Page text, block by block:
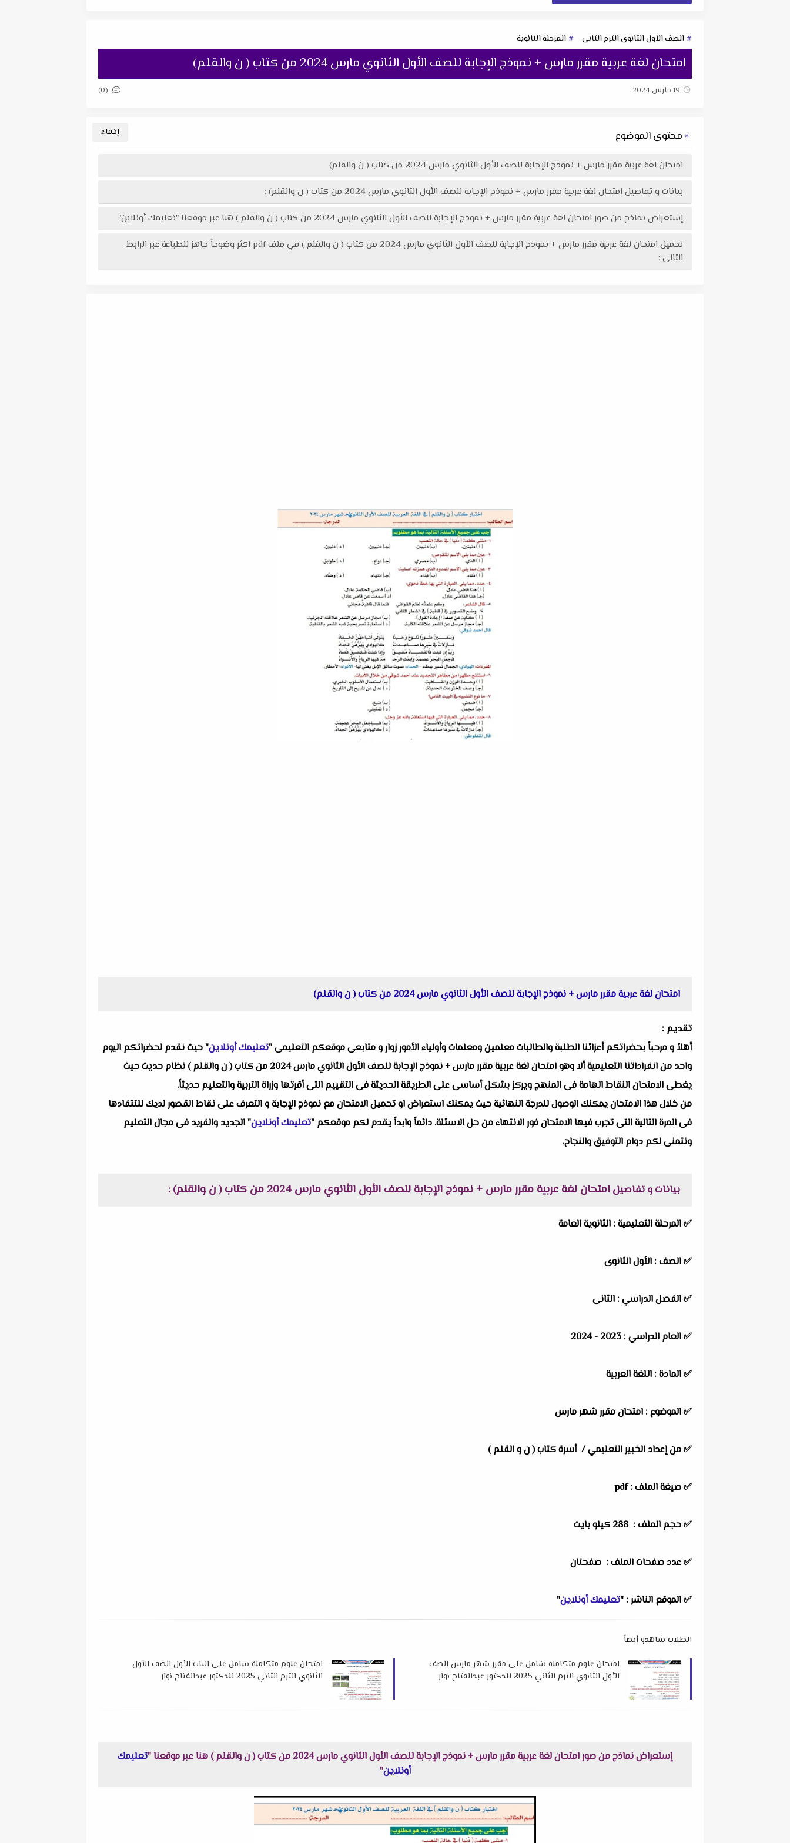
الصف الأول الثانوى الترم الثانى المرحلة الثانوية
امتحان لغة عربية مقرر مارس + نموذج الإجابة للصف الأول الثانوي مارس 2024 من كتاب ( ن والقلم)
19 مارس 2024 (0)
محتوى الموضوع
امتحان لغة عربية مقرر مارس + نموذج الإجابة للصف الأول الثانوي مارس 2024 من كتاب ( ن والقلم)
بيانات و تفاصيل امتحان لغة عربية مقرر مارس + نموذج الإجابة للصف الأول الثانوي مارس 2024 من كتاب ( ن والقلم) :
إستعراض نماذج من صور امتحان لغة عربية مقرر مارس + نموذج الإجابة للصف الأول الثانوي مارس 2024 من كتاب ( ن والقلم ) هنا عبر موقعنا "تعليمك أونلاين"
تحميل امتحان لغة عربية مقرر مارس + نموذج الإجابة للصف الأول الثانوي مارس 2024 من كتاب ( ن والقلم ) في ملف pdf اكثر وضوحاً جاهز للطباعة عبر الرابط
التالى :
امتحان لغة عربية مقرر مارس + نموذج الإجابة للصف الأول الثانوي مارس 2024 من كتاب ( ن والقلم)
تقديم :
أهلاُ و مرحباً بحضراتكم أعزائنا الطلبة والطالبات معلمين ومعلمات وأولياء الأمور زوار و متابعى موقعكم التعليمى "تعليمك أونلاين" حيث نقدم لحضراتكم اليوم
واحد من انفراداتنا التعليمية ألا وهو امتحان لغة عربية مقرر مارس + نموذج الإجابة للصف الأول الثانوي مارس 2024 من كتاب ( ن والقلم ) نظام حديث حيث
يغطى الامتحان النقاط الهامة فى المنهج ويركز بشكل أساسى على الطريقة الحديثة فى التقييم التى أقرتها وزراة التربية والتعليم حديثاً.
من خلال هذا الامتحان يمكنك الوصول للدرجة النهائية حيث يمكنك استعراض او تحميل الامتحان مع نموذج الإجابة و التعرف على نقاط القصور لديك للتتفادها
فى المرة التالية التى تجرب فيها الامتحان فور الانتهاء من حل الاسئلة. دائماً وابداً يقدم لكم موقعكم "تعليمك أونلاين" الجديد والفريد فى مجال التعليم
ونتمنى لكم دوام التوفيق والنجاح.
بيانات و تفاصيلامتحان لغة عربية مقرر مارس + نموذج الإجابة للصف الأول الثانوي مارس 2024 من كتاب ( ن والقلم) :
✅المرحلة التعليمية : الثانوية العامة
✅الصف : الأول الثانوى
✅الفصل الدراسي : الثانى
✅العام الدراسي :
✅المادة : اللغة العربية
✅الموضوع : امتحان مقرر شهر مارس
✅من إعداد الخبير التعليمي / أسرة كتاب ( ن و القلم )
✅ صيغة الملف : pdf
✅ حجم الملف : 288 كيلو بايت
✅ عدد صفحات الملف : صفحتان
✅الموقع الناشر : "تعليمك أونلاين"
الطلاب شاهدو أيضاً
امتحان علوم متكاملة شامل على مقرر شهر مارس الصف
الأول الثانوي الترم الثاني 2025 للدكتور عبدالفتاح نوار
امتحان علوم متكاملة شامل على الباب الأول الصف الأول
الثانوي الترم الثاني 2025 للدكتور عبدالفتاح نوار
إستعراض نماذج من صور امتحان لغة عربية مقرر مارس + نموذج الإجابة للصف الأول الثانوي مارس 2024 من كتاب ( ن والقلم ) هنا عبر موقعنا "
تعليمك
أونلاين"